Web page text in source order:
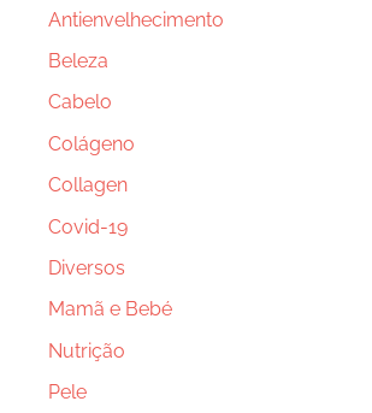
Antienvelhecimento
Beleza
Cabelo
Colágeno
Collagen
Covid-19
Diversos
Mamã e Bebé
Nutrição
Pele